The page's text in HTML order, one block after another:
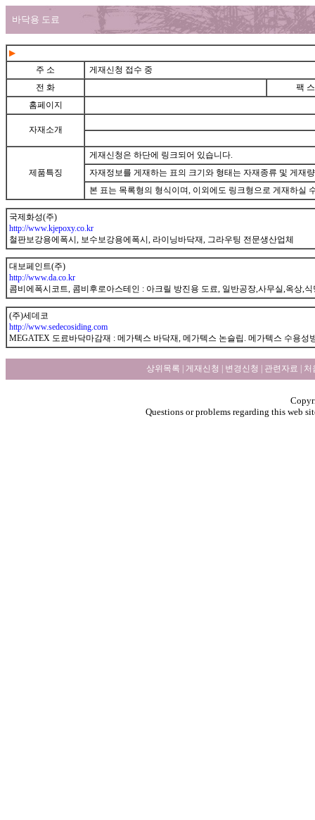
바닥용 도료
▶
주 소
게재신청 접수 중
전 화
팩 스
홈페이지
자재소개
제품특징
게재신청은 하단에 링크되어 있습니다.
자재정보를 게재하는 표의 크기와 형태는 자재종류 및 게재
본 표는 목록형의 형식이며, 이외에도 링크형으로 게재하실
국제화성(주)
http://www.kjepoxy.co.kr
철판보강용에폭시, 보수보강용에폭시, 라이닝바닥재, 그라우팅 전문생산업체
대보페인트(주)
http://www.da.co.kr
콤비에폭시코트, 콤비후로아스테인 : 아크릴 방진용 도료, 일반공장,사무실,옥상,
(주)세데코
http://www.sedecosiding.com
MEGATEX 도료바닥마감재 : 메가텍스 바닥재, 메가텍스 논슬립. 메가텍스 수용성
상위목록 게재신청 변경신청 관련자료 처
Questions or problems regarding this web